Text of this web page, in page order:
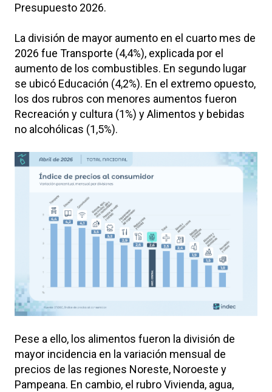
Presupuesto 2026.
La división de mayor aumento en el cuarto mes de
2026 fue Transporte (4,4%), explicada por el
aumento de los combustibles. En segundo lugar
se ubicó Educación (4,2%). En el extremo opuesto,
los dos rubros con menores aumentos fueron
Recreación y cultura (1%) y Alimentos y bebidas
no alcohólicas (1,5%).
Pese a ello, los alimentos fueron la división de
mayor incidencia en la variación mensual de
precios de las regiones Noreste, Noroeste y
Pampeana. En cambio, el rubro Vivienda, agua,